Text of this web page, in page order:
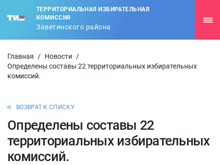
ТЕРРИТОРИАЛЬНАЯ ИЗБИРАТЕЛЬНАЯ
КОМИССИЯ
Заветинского района
Главная / Новости
/
Определены составы 22 территориальных избирательных
комиссий.
ВОЗВРАТ К СПИСКУ
Определены составы 22
территориальных избирательных
комиссий.